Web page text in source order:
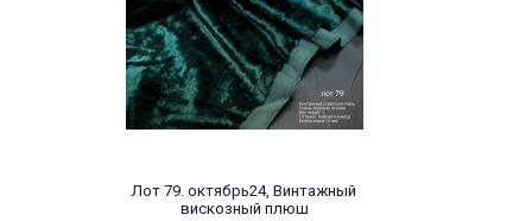
Лот 79. октябрь24, Винтажный
вискозный плюш